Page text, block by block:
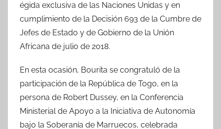
égida exclusiva de las Naciones Unidas y en
cumplimiento de la Decisión 693 de la Cumbre de
Jefes de Estado y de Gobierno de la Unión
Africana de julio de 2018.
En esta ocasión, Bourita se congratuló de la
participación de la República de Togo, en la
persona de Robert Dussey, en la Conferencia
Ministerial de Apoyo a la Iniciativa de Autonomía
bajo la Soberanía de Marruecos, celebrada